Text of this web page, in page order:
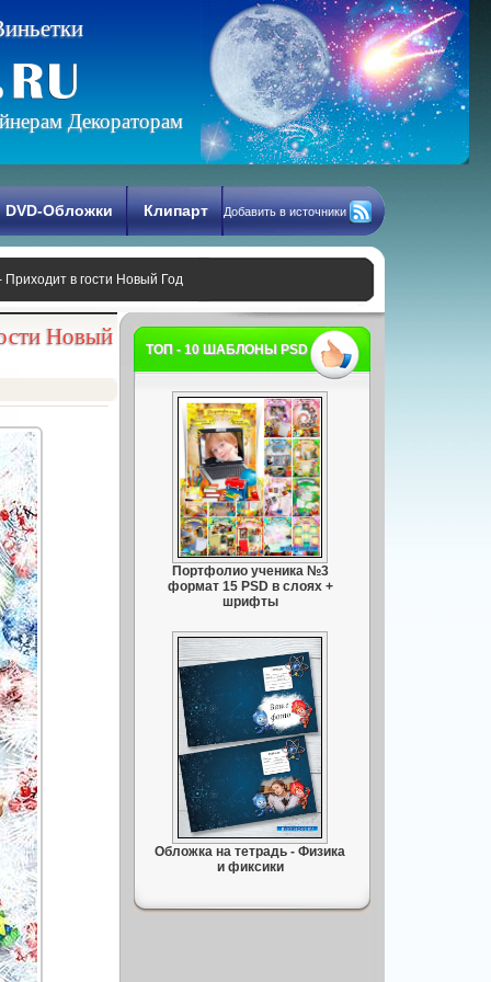
иньетки
Декораторам
DVD-Обложки Клипарт Добавить в источники
в гости Новый Год
Новый ТОП - 10 ШАБЛОНЫ PSD
Портфолио ученика №3
формат 15 PSD в слоях +
шрифты
Обложка на тетрадь - Физика
и фиксики